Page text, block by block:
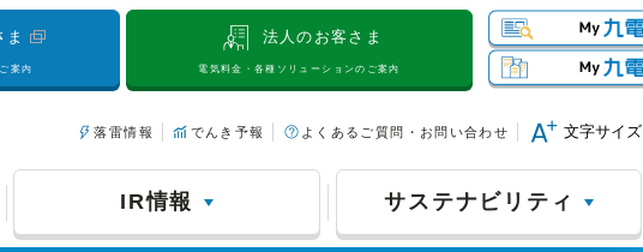
案内
法人のお客さま
電気料金・各種ソリューションのご案内
落雷情報 でんき予報 よくあるご質問・お問い合わせ 文字サイズ
IR情報 サステナビリティ